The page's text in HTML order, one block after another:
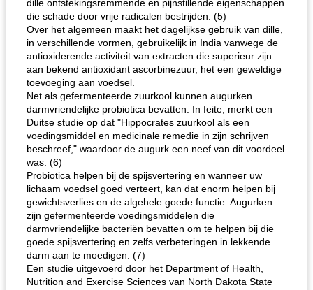
dille ontstekingsremmende en pijnstillende eigenschappen
die schade door vrije radicalen bestrijden. (5)
Over het algemeen maakt het dagelijkse gebruik van dille,
in verschillende vormen, gebruikelijk in India vanwege de
antioxiderende activiteit van extracten die superieur zijn
aan bekend antioxidant ascorbinezuur, het een geweldige
toevoeging aan voedsel.
Net als gefermenteerde zuurkool kunnen augurken
darmvriendelijke probiotica bevatten. In feite, merkt een
Duitse studie op dat "Hippocrates zuurkool als een
voedingsmiddel en medicinale remedie in zijn schrijven
beschreef," waardoor de augurk een neef van dit voordeel
was. (6)
Probiotica helpen bij de spijsvertering en wanneer uw
lichaam voedsel goed verteert, kan dat enorm helpen bij
gewichtsverlies en de algehele goede functie. Augurken
zijn gefermenteerde voedingsmiddelen die
darmvriendelijke bacteriën bevatten om te helpen bij die
goede spijsvertering en zelfs verbeteringen in lekkende
darm aan te moedigen. (7)
Een studie uitgevoerd door het Department of Health,
Nutrition and Exercise Sciences van North Dakota State